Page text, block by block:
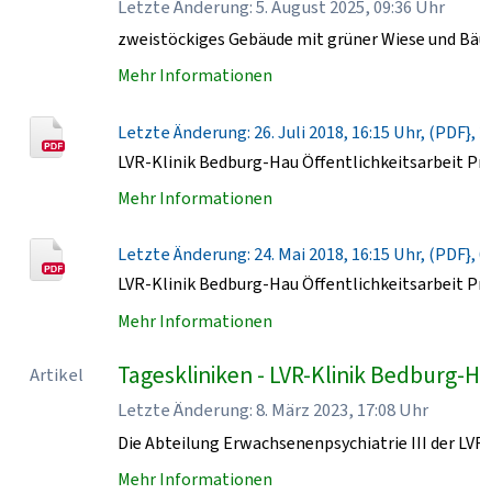
Letzte Änderung: 5. August 2025, 09:36 Uhr
zweistöckiges Gebäude mit grüner Wiese und
Mehr Informationen
Letzte Änderung: 26. Juli 2018, 16:15 Uhr, (PDF},
LVR-Klinik Bedburg-Hau Öffentlichkeitsarbeit
Mehr Informationen
Letzte Änderung: 24. Mai 2018, 16:15 Uhr, (PDF},
LVR-Klinik Bedburg-Hau Öffentlichkeitsarbeit
Mehr Informationen
Artikel Tageskliniken - LVR-Klinik Bedburg-
Letzte Änderung: 8. März 2023, 17:08 Uhr
Die Abteilung Erwachsenenpsychiatrie III der
Mehr Informationen